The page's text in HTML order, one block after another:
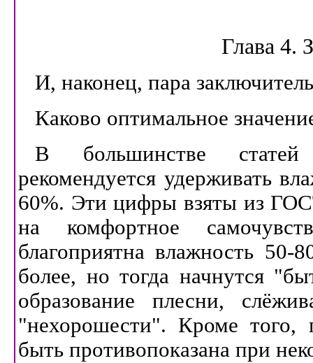
Глава 4.
И, наконец, пара
Каково оптимальное
В большинстве
рекомендуется удерживать
60%. Эти цифры взяты из
на комфортное
благоприятна влажность
более, но тогда начнутся
образование плесни,
"нехорошести". Кроме того,
быть противопоказана при